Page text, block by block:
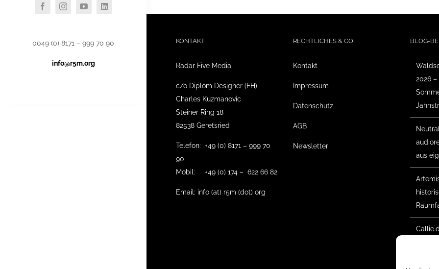
0049 (0) 8171 – 999 70 90
info@r5m.org
KONTAKT
Radar Five Media
c/o Diplom Designer (FH)
Charles Kuzmanovic
Steiner Ring 18
82538 Geretsried
Telefon: +49 (0) 8171 – 999 70
90
Mobil: +49 (0) 174 – 622 66 82
Email: info (at) r5m (dot) org
RECHTLICHES & CO.
Kontakt
Impressum
Datenschutz
AGB
Newsletter
BLOG-
2026 –
aus